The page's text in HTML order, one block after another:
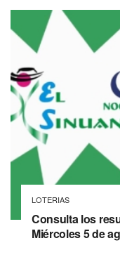
LOTERIAS
Consulta los
Miércoles 5 de